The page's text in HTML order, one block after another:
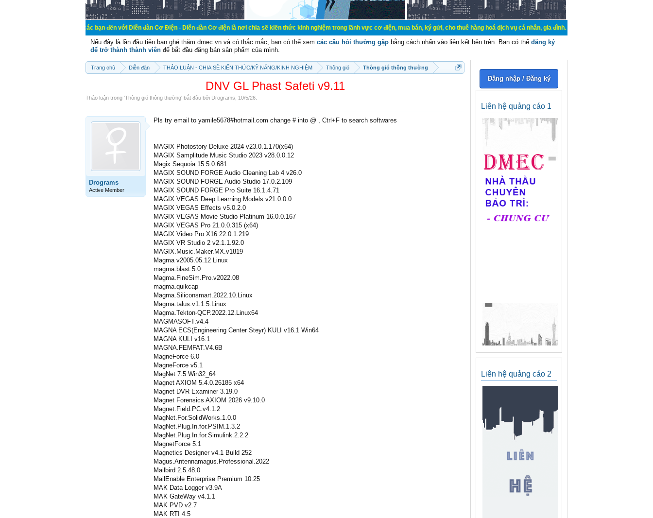
Chào mừng các bạn đến với Diễn đàn Cơ Điện - Diễn đàn Cơ điện là nơi chia sẽ kiến thức kinh nghiệm trong lãnh vực cơ điện, mua bán, ký gửi, cho thuê hàng hoá dịch vụ cá nhân, gia đình. Mua bán, ký gửi, cho thuê thiết bị hệ
Nếu đây là lần đầu tiên bạn ghé thăm dmec.vn và có thắc mắc, bạn có thể xem các câu hỏi thường gặp bằng cách nhấn vào liên kết bên trên. Bạn có thể đăng ký
để trở thành thành viên để bắt đầu đăng bán sản phẩm của mình.
Trang chủ Diễn đàn THẢO LUẬN - CHIA SẼ KIẾN THỨC/KỸ NĂNG/KINH NGHIỆM Thông gió Thông gió thông thường
DNV GL Phast Safeti v9.11
Thảo luận trong 'Thông gió thông thường' bắt đầu bởi Drograms 10/5/26
Drograms
Active Member
Pls try email to yamile5678#hotmail.com change # into @ , Ctrl+F to search softwares
MAGIX Photostory Deluxe 2024 v23.0.1.170(x64)
MAGIX Samplitude Music Studio 2023 v28.0.0.12
Magix Sequoia 15.5.0.681
MAGIX SOUND FORGE Audio Cleaning Lab 4 v26.0
MAGIX SOUND FORGE Audio Studio 17.0.2.109
MAGIX SOUND FORGE Pro Suite 16.1.4.71
MAGIX VEGAS Deep Learning Models v21.0.0.0
MAGIX VEGAS Effects v5.0.2.0
MAGIX VEGAS Movie Studio Platinum 16.0.0.167
MAGIX VEGAS Pro 21.0.0.315 (x64)
MAGIX Video Pro X16 22.0.1.219
MAGIX VR Studio 2 v2.1.1.92.0
MAGIX.Music.Maker.MX.v1819
Magma v2005.05.12 Linux
magma.blast.5.0
Magma.FineSim.Pro.v2022.08
magma.quikcap
Magma.Siliconsmart.2022.10.Linux
Magma.talus.v1.1.5.Linux
Magma.Tekton-QCP.2022.12.Linux64
MAGMASOFT.v4.4
MAGNA ECS(Engineering Center Steyr) KULI v16.1 Win64
MAGNA KULI v16.1
MAGNA.FEMFAT.V4.6B
MagneForce 6.0
MagneForce v5.1
MagNet 7.5 Win32_64
Magnet AXIOM 5.4.0.26185 x64
Magnet DVR Examiner 3.19.0
Magnet Forensics AXIOM 2026 v9.10.0
Magnet.Field.PC.v4.1.2
MagNet.For.SolidWorks.1.0.0
MagNet.Plug.In.for.PSIM.1.3.2
MagNet.Plug.In.for.Simulink.2.2.2
MagnetForce 5.1
Magnetics Designer v4.1 Build 252
Magus.Antennamagus.Professional.2022
Mailbird 2.5.48.0
MailEnable Enterprise Premium 10.25
MAK Data Logger v3.9A
MAK GateWay v4.1.1
MAK PVD v2.7
MAK RTI 4.5
Đăng nhập / Đăng ký
Liên hệ quảng cáo 1
Liên hệ quảng cáo 2